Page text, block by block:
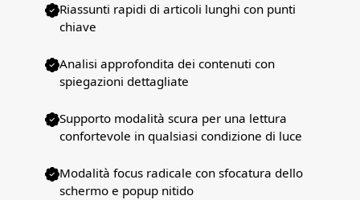
Riassunti rapidi di articoli lunghi con punti
chiave
Analisi approfondita dei contenuti con
spiegazioni dettagliate
Supporto modalità scura per una lettura
confortevole in qualsiasi condizione di luce
Modalità focus radicale con sfocatura dello
schermo e popup nitido